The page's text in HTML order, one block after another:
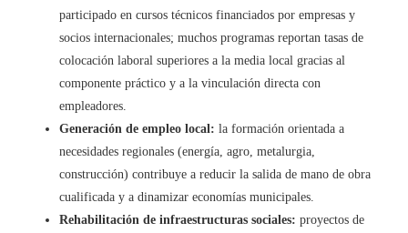
participado en cursos técnicos financiados por empresas y
socios internacionales; muchos programas reportan tasas de
colocación laboral superiores a la media local gracias al
componente práctico y a la vinculación directa con
empleadores.
Generación de empleo local: la formación orientada a
necesidades regionales (energía, agro, metalurgia,
construcción) contribuye a reducir la salida de mano de obra
cualificada y a dinamizar economías municipales.
Rehabilitación de infraestructuras sociales: proyectos de